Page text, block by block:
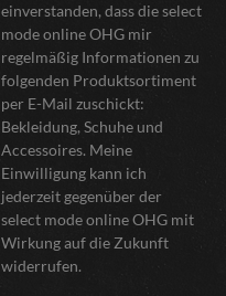
einverstanden, dass die select
mode online OHG mir
regelmäßig Informationen zu
folgenden Produktsortiment
per E-Mail zuschickt:
Bekleidung, Schuhe und
Accessoires. Meine
Einwilligung kann ich
jederzeit gegenüber der
select mode online OHG mit
Wirkung auf die Zukunft
widerrufen.